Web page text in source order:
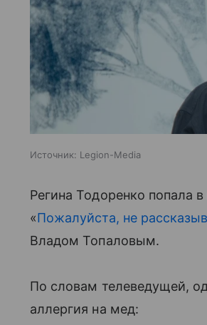
Источник: Legion-Media
Регина Тодоренко попала
«Пожалуйста, не
Владом Топаловым.
По словам телеведущей,
аллергия на мед: